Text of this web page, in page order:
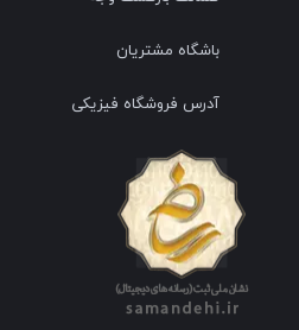
باشگاه مشتریان
آدرس فروشگاه فیزیکی